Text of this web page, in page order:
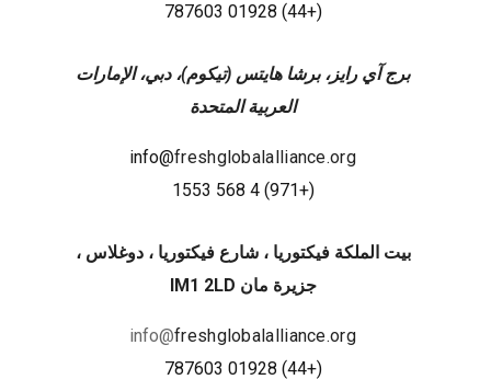
(+44) 01928 787603
برج آي رايز، برشا هايتس (تيكوم)، دبي، الإمارات
العربية المتحدة
info@freshglobalalliance.org
(
+971) 4 568 1553
بيت الملكة فيكتوريا ، شارع فيكتوريا ، دوغلاس ،
جزيرة مان IM1 2LD
info@freshglobalalliance.org
(+44) 01928 787603